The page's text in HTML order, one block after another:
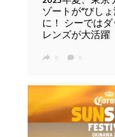
ゾートが“びし
に！ シーでは
レンズが大活躍
0 0